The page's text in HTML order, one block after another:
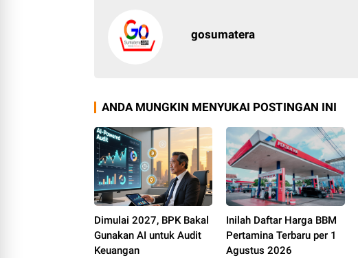
gosumatera
ANDA MUNGKIN MENYUKAI POSTINGAN INI
Dimulai 2027, BPK Bakal
Gunakan AI untuk Audit
Keuangan
Inilah Daftar Harga BBM
Pertamina Terbaru per 1
Agustus 2026